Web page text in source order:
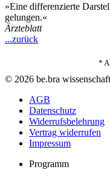
»Eine differenzierte
gelungen.«
Ärzteblatt
...zurück
*
© 2026 be.bra
AGB
Datenschutz
Widerrufsbelehrung
Vertrag widerrufen
Impressum
Programm